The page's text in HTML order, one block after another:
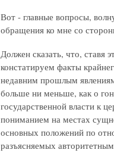
Вот - главные вопросы,
обращения ко мне со
Должен сказать, что, ставя
констатируем факты
недавним прошлым
больше ни меньше, как о
государственной власти к
пониманием на местах
основных положений по
разъясняемых